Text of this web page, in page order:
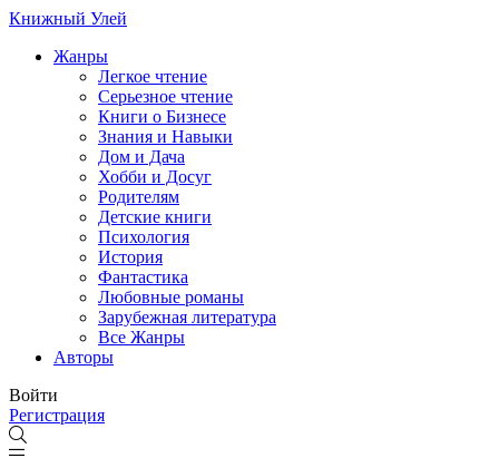
Книжный Улей
Жанры
Легкое чтение
Серьезное чтение
Книги о Бизнесе
Знания и Навыки
Дом и Дача
Хобби и Досуг
Родителям
Детские книги
Психология
История
Фантастика
Любовные романы
Зарубежная литература
Все Жанры
Авторы
Войти
Регистрация